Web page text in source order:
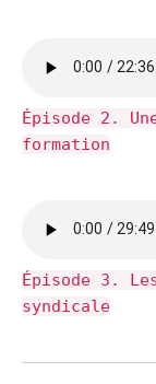
Épisode 2.
formation
Épisode 3.
syndicale